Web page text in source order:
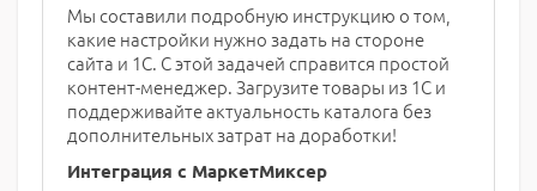
Мы составили подробную инструкцию о том,
какие настройки нужно задать на стороне
сайта и 1С. С этой задачей справится простой
контент-менеджер. Загрузите товары из 1С и
поддерживайте актуальность каталога без
дополнительных затрат на доработки!
Интеграция с МаркетМиксер